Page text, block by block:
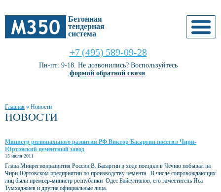
Бетонная
тендерная
система
+7 (495) 589-09-28
Пн-пт: 9-18. Не дозвонились? Воспользуйтесь
формой обратной связи.
Главная » Новости
НОВОСТИ
Министр регионального развития РФ Виктор Басаргин посетил Чири-
Юртовский цементный завод
15 июля 2011
Глава Минрегионразвития России В. Басаргин в ходе поездки в Чечню побывал на
Чири-Юртовском предприятии по производству цемента. В числе сопровождающих
лиц были премьер-министр республики Одес Байсултанов, его заместитель Иса
Тумхаджиев и другие официальные лица.